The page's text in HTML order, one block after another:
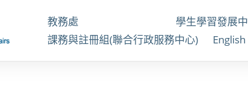
教務處 學生學習發
課務與註冊組(聯合行政服務中心)
English